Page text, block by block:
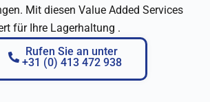
Mit diesen Value Added Services
für Ihre Lagerhaltung .
Rufen Sie an unter
+31 (0) 413 472 938